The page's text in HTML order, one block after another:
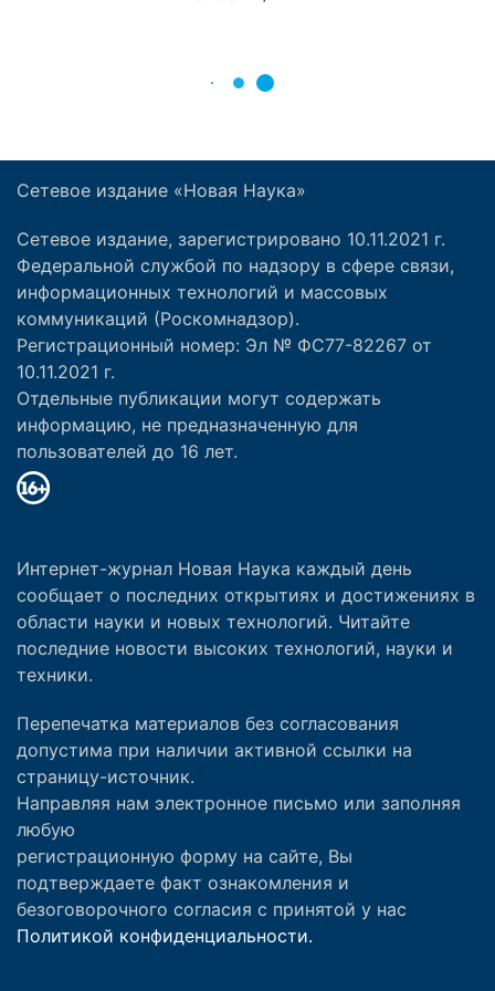
Сетевое издание «Новая Наука»
Сетевое издание, зарегистрировано 10.11.2021 г.
Федеральной службой по надзору в сфере связи,
информационных технологий и массовых
коммуникаций (Роскомнадзор).
Регистрационный номер: Эл № ФС77-82267 от
10.11.2021 г.
Отдельные публикации могут содержать
информацию, не предназначенную для
пользователей до 16 лет.
Интернет-журнал Новая Наука каждый день
сообщает о последних открытиях и достижениях в
области науки и новых технологий. Читайте
последние новости высоких технологий, науки и
техники.
Перепечатка материалов без согласования
допустима при наличии активной ссылки на
страницу-источник.
Направляя нам электронное письмо или заполняя
любую
регистрационную форму на сайте, Вы
подтверждаете факт ознакомления и
безоговорочного согласия с принятой у нас
Политикой конфиденциальности.